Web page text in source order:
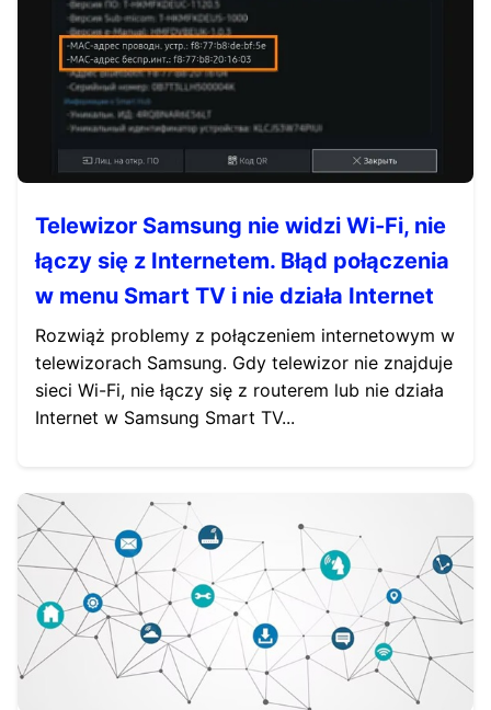
Telewizor Samsung nie widzi Wi-Fi, nie
łączy się z Internetem. Błąd połączenia
w menu Smart TV i nie działa Internet
Rozwiąż problemy z połączeniem internetowym w
telewizorach Samsung. Gdy telewizor nie znajduje
sieci Wi-Fi, nie łączy się z routerem lub nie działa
Internet w Samsung Smart TV...